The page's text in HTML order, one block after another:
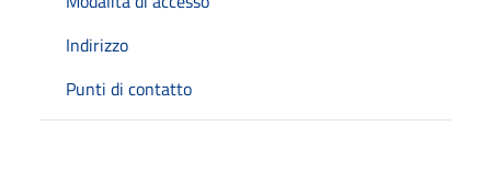
Indirizzo
Punti di contatto